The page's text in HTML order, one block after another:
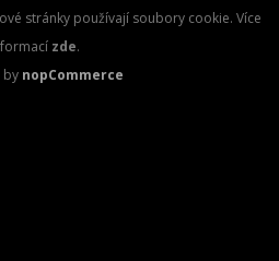
stránky používají soubory cookie. Více
zde.
by nopCommerce